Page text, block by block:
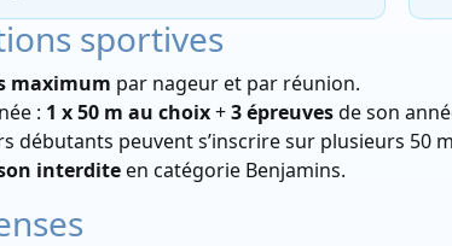
sportives
maximum par nageur et par réunion.
: 1 x 50 m au choix+3 épreuvesde son
débutants peuvent s’inscrire sur plusieurs 50
interditeen catégorie Benjamins.